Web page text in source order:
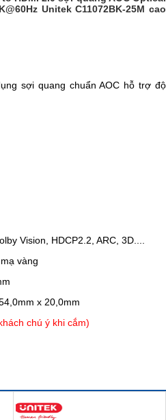
Unitek C11072BK-25M cao
sợi quang chuẩn AOC hỗ trợ độ
Vision, HDCP2.2, ARC, 3D....
vàng
x 20,0mm
chú ý khi cắm)